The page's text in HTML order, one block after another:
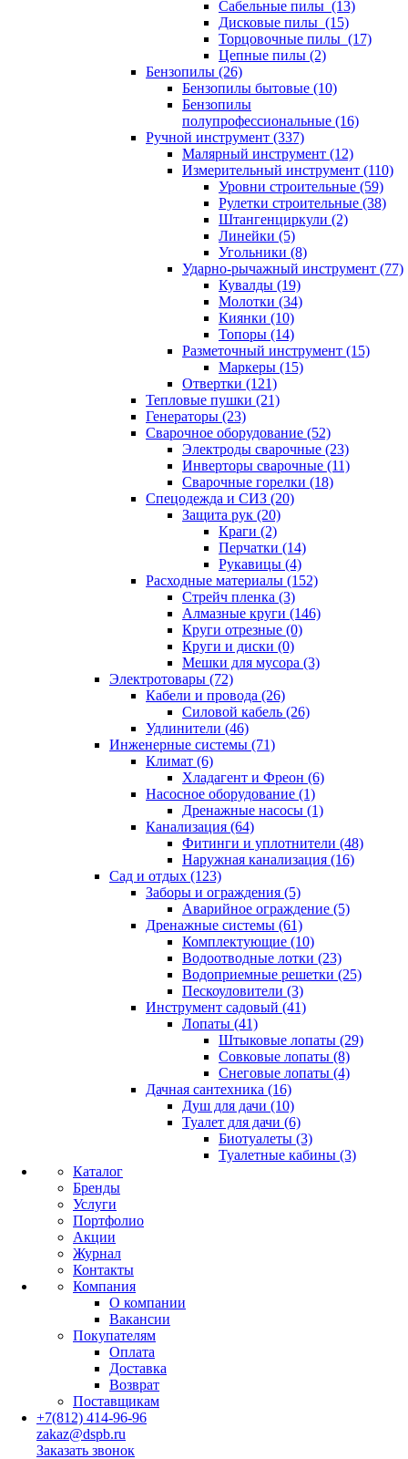
Сабельные пилы (13)
Дисковые пилы (15)
Торцовочные пилы (17)
Цепные пилы (2)
Бензопилы (26)
Бензопилы бытовые (10)
Бензопилы
полупрофессиональные (16)
Ручной инструмент (337)
Малярный инструмент (12)
Измерительный инструмент (110)
Уровни строительные (59)
Рулетки строительные (38)
Штангенциркули (2)
Линейки (5)
Угольники (8)
Ударно-рычажный инструмент (77)
Кувалды (19)
Молотки (34)
Киянки (10)
Топоры (14)
Разметочный инструмент (15)
Маркеры (15)
Отвертки (121)
Тепловые пушки (21)
Генераторы (23)
Сварочное оборудование (52)
Электроды сварочные (23)
Инверторы сварочные (11)
Сварочные горелки (18)
Спецодежда и СИЗ (20)
Защита рук (20)
Краги (2)
Перчатки (14)
Рукавицы (4)
Расходные материалы (152)
Стрейч пленка (3)
Алмазные круги (146)
Круги отрезные (0)
Круги и диски (0)
Мешки для мусора (3)
Электротовары (72)
Кабели и провода (26)
Силовой кабель (26)
Удлинители (46)
Инженерные системы (71)
Климат (6)
Хладагент и Фреон (6)
Насосное оборудование (1)
Дренажные насосы (1)
Канализация (64)
Фитинги и уплотнители (48)
Наружная канализация (16)
Сад и отдых (123)
Заборы и ограждения (5)
Аварийное ограждение (5)
Дренажные системы (61)
Комплектующие (10)
Водоотводные лотки (23)
Водоприемные решетки (25)
Пескоуловители (3)
Инструмент садовый (41)
Лопаты (41)
Штыковые лопаты (29)
Совковые лопаты (8)
Снеговые лопаты (4)
Дачная сантехника (16)
Душ для дачи (10)
Туалет для дачи (6)
Биотуалеты (3)
Туалетные кабины (3)
Каталог
Бренды
Услуги
Портфолио
Акции
Журнал
Контакты
Компания
О компании
Вакансии
Покупателям
Оплата
Доставка
Возврат
Поставщикам
+7(812) 414-96-96
zakaz@dspb.ru
Заказать звонок